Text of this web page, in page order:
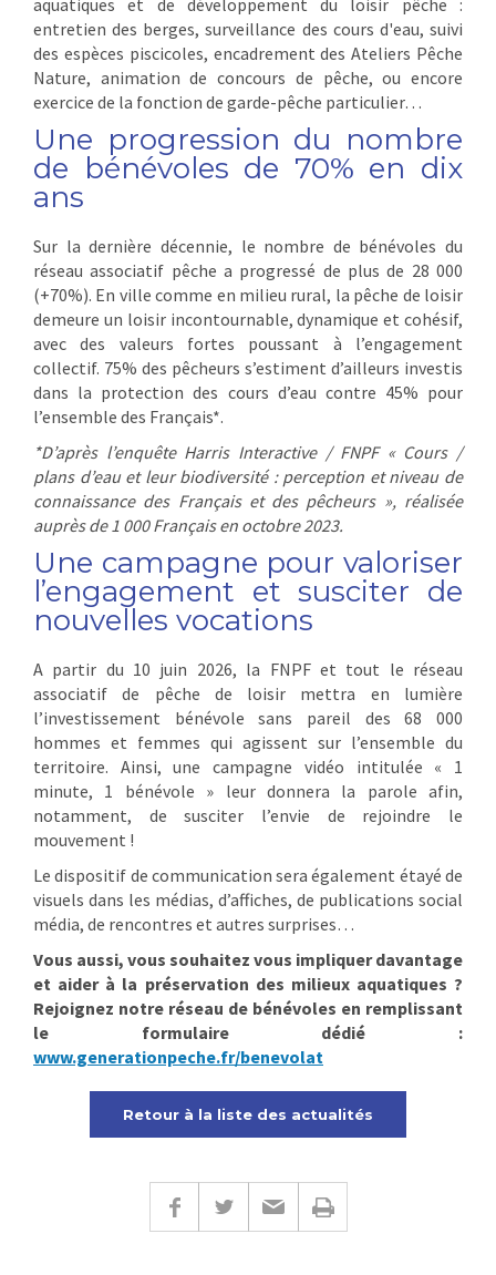
aquatiques et de développement du loisir pêche :
entretien des berges, surveillance des cours d'eau, suivi
des espèces piscicoles, encadrement des Ateliers Pêche
Nature, animation de concours de pêche, ou encore
exercice de la fonction de garde-pêche particulier…
Une progression du nombre
de bénévoles de 70% en dix
ans
Sur la dernière décennie, le nombre de bénévoles du
réseau associatif pêche a progressé de plus de 28 000
(+70%). En ville comme en milieu rural, la pêche de loisir
demeure un loisir incontournable, dynamique et cohésif,
avec des valeurs fortes poussant à l’engagement
collectif. 75% des pêcheurs s’estiment d’ailleurs investis
dans la protection des cours d’eau contre 45% pour
l’ensemble des Français*.
*D’après l’enquête Harris Interactive / FNPF « Cours /
plans d’eau et leur biodiversité : perception et niveau de
connaissance des Français et des pêcheurs», réalisée
auprès de 1 000 Français en octobre 2023.
Une campagne pour valoriser
l’engagement et susciter de
nouvelles vocations
A partir du 10 juin 2026, la FNPF et tout le réseau
associatif de pêche de loisir mettra en lumière
l’investissement bénévole sans pareil des 68 000
hommes et femmes qui agissent sur l’ensemble du
territoire. Ainsi, une campagne vidéo intitulée « 1
minute, 1 bénévole » leur donnera la parole afin,
notamment, de susciter l’envie de rejoindre le
mouvement !
Le dispositif de communication sera également étayé de
visuels dans les médias, d’affiches, de publications social
média, de rencontres et autres surprises…
Vous aussi, vous souhaitez vous impliquer davantage
et aider à la préservation des milieux aquatiques ?
Rejoignez notre réseau de bénévoles en remplissant
le formulaire dédié :
www.generationpeche.fr/benevolat
Retour à la liste des actualités